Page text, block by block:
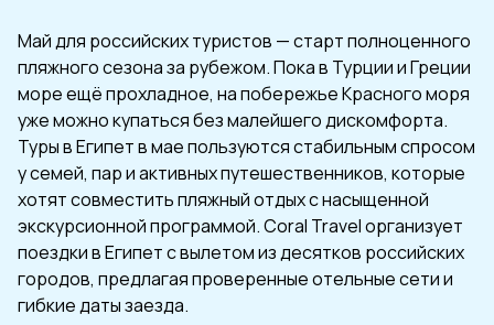
Май для российских туристов — старт полноценного
пляжного сезона за рубежом. Пока в Турции и Греции
море ещё прохладное, на побережье Красного моря
уже можно купаться без малейшего дискомфорта.
Туры в Египет в мае пользуются стабильным спросом
у семей, пар и активных путешественников, которые
хотят совместить пляжный отдых с насыщенной
экскурсионной программой. Coral Travel организует
поездки в Египет с вылетом из десятков российских
городов, предлагая проверенные отельные сети и
гибкие даты заезда.